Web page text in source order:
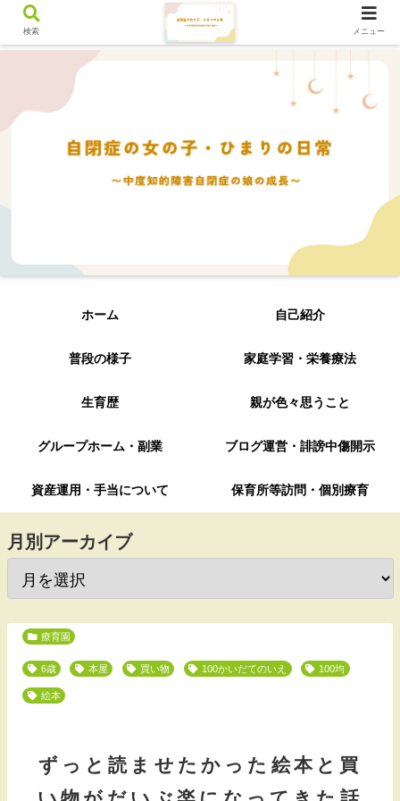
ホーム 自己紹介
普段の様子 家庭学習・栄養療法
生育歴 親が色々思うこと
グループホーム・副業 ブログ運営・誹謗中傷開示
資産運用・手当について 保育所等訪問・個別療育
月別アーカイブ
療育園
6歳 本屋 買い物 100かいだてのいえ 100均
絵本
ずっと読ませたかった絵本と買
検索 メニュー